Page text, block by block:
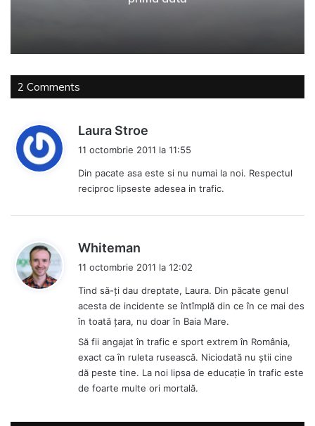
2 Comments
Laura Stroe
p
n
e
11 octombrie 2011 la 11:55
Din pacate asa este si nu numai la noi. Respectul
reciproc lipseste adesea in trafic.
Whiteman
p
n
e
:
11 octombrie 2011 la 12:02
Tind să-ţi dau dreptate, Laura. Din păcate genul
acesta de incidente se întîmplă din ce în ce mai des
în toată ţara, nu doar în Baia Mare.
Să fii angajat în trafic e sport extrem în România,
exact ca în ruleta rusească. Niciodată nu ştii cine
dă peste tine. La noi lipsa de educaţie în trafic este
de foarte multe ori mortală.